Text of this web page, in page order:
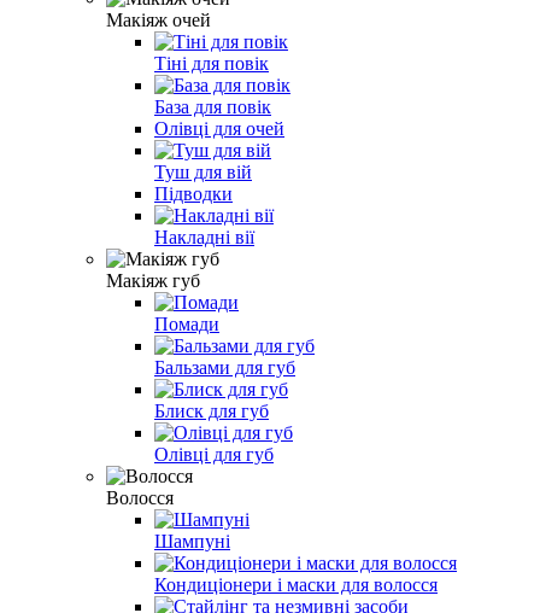
Макіяж очей
Тіні для повік
База для повік
Олівці для очей
Туш для вій
Підводки
Накладні вії
Макіяж губ
Помади
Бальзами для губ
Блиск для губ
Олівці для губ
Волосся
Шампуні
Кондиціонери і маски для волосся